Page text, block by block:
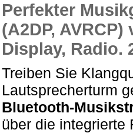
Perfekter
(A2DP,
Display, Radio.
Treiben Sie
Lautsprecherturm
Bluetooth-
über die integrierte